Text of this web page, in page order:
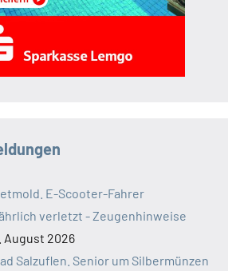
E-Scooter-Fahrer
verletzt - Zeugenhinweise
August 2026
Salzuflen. Senior um Silbermünzen